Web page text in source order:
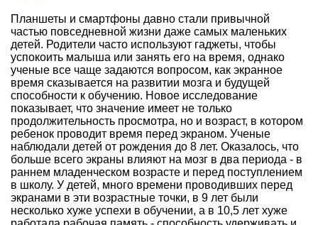
Планшеты и смартфоны давно стали привычной
частью повседневной жизни даже самых маленьких
детей. Родители часто используют гаджеты, чтобы
успокоить малыша или занять его на время, однако
ученые все чаще задаются вопросом, как экранное
время сказывается на развитии мозга и будущей
способности к обучению. Новое исследование
показывает, что значение имеет не только
продолжительность просмотра, но и возраст, в котором
ребенок проводит время перед экраном. Ученые
наблюдали детей от рождения до 8 лет. Оказалось, что
больше всего экраны влияют на мозг в два периода - в
раннем младенческом возрасте и перед поступлением
в школу. У детей, много времени проводивших перед
экранами в эти возрастные точки, в 9 лет были
несколько хуже успехи в обучении, а в 10,5 лет хуже